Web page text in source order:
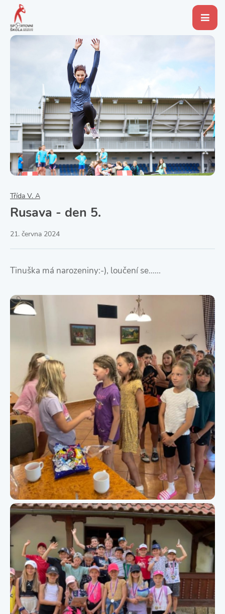
Třída V. A
Rusava - den 5.
21. června 2024
Tinuška má narozeniny:-), loučení se......